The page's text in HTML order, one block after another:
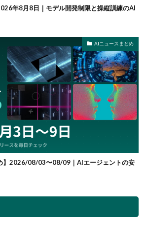
年8月8日｜モデル開発制限と操縦訓練のAI
AIニュースまとめ
】2026/08/03〜08/09｜AIエージェントの安